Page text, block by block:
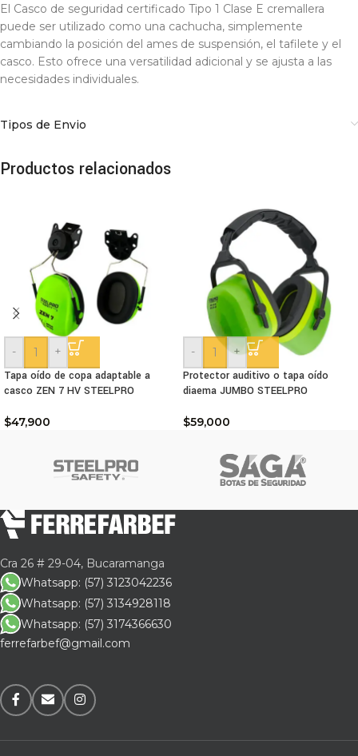
El Casco de seguridad certificado Tipo 1 Clase E cremallera
puede ser utilizado como una cachucha, simplemente
cambiando la posición del ames de suspensión, el tafilete y el
casco. Esto ofrece una versatilidad adicional y se ajusta a las
necesidades individuales.
Tipos de Envio
Productos relacionados
-
+
Tapa oído de copa adaptable a
casco ZEN 7 HV STEELPRO
$47,900
-
+
Protector auditivo o tapa oído
diaema JUMBO STEELPRO
$59,000
Cra 26 # 29-04, Bucaramanga
Whatsapp: (57) 3123042236
Whatsapp: (57) 3134928118
Whatsapp: (57) 3174366630
ferrefarbef@gmail.com